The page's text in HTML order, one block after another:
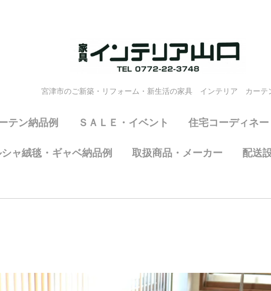
宮津市のご新築・リフォーム・新生活の家具 インテリア カーテ
テン納品例 ＳＡＬＥ・イベント 住宅コーディネ
ャ絨毯・ギャベ納品例 取扱商品・メーカー 配送